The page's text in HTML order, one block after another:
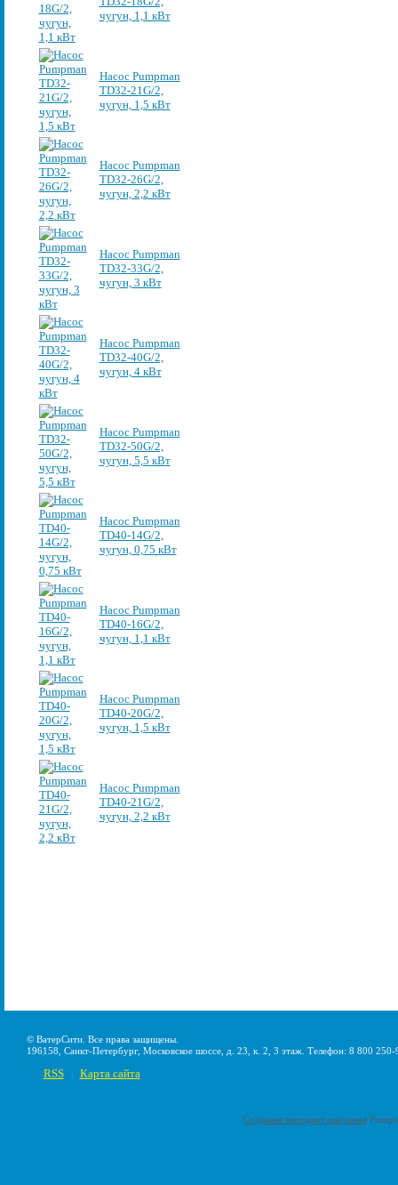
чугун, 1,1 кВт
Насос Pumpman
TD32-21G/2,
чугун, 1,5 кВт
Насос Pumpman
TD32-26G/2,
чугун, 2,2 кВт
Насос Pumpman
TD32-33G/2,
чугун, 3 кВт
Насос Pumpman
TD32-40G/2,
чугун, 4 кВт
Насос Pumpman
TD32-50G/2,
чугун, 5,5 кВт
Насос Pumpman
TD40-14G/2,
чугун, 0,75 кВт
Насос Pumpman
TD40-16G/2,
чугун, 1,1 кВт
Насос Pumpman
TD40-20G/2,
чугун, 1,5 кВт
Насос Pumpman
TD40-21G/2,
чугун, 2,2 кВт
© ВатерСити. Все права защищены.
196158, Санкт-Петербург, Московское шоссе, д. 23, к. 2, 3 этаж. Телефон: 8 800
RSS Карта сайта
Создание интернет-магазина